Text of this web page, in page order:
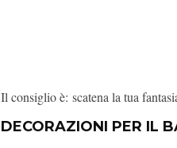
Il consiglio è: scatena la tua
DECORAZIONI PER IL